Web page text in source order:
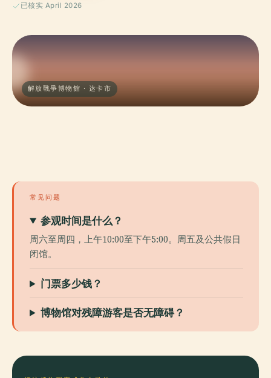
已核实 April 2026
解放戰爭博物館 · 达卡市
常见问题
参观时间是什么？
周六至周四，上午10:00至下午5:00。周五及公共假日
闭馆。
门票多少钱？
博物馆对残障游客是否无障碍？